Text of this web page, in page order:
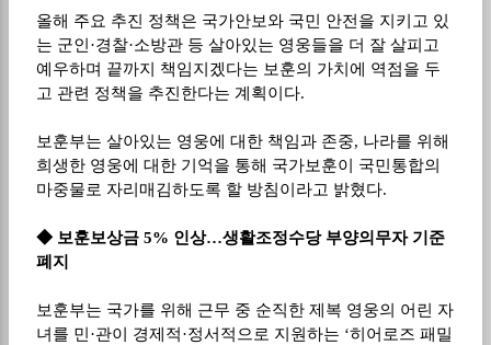
올해 주요 추진 정책은 국가안보와 국민 안전을 지키고 있
는 군인 ·경찰·소방관 등 살아있는 영웅들을 더 잘 살피고
예우하며 끝까지 책임지겠다는 보훈의 가치에 역점을 두
고 관련 정책을 추진한다는 계획이다.
보훈부는 살아있는 영웅에 대한 책임과 존중, 나라를 위해
희생한 영웅에 대한 기억을 통해 국가보훈이 국민통합의
마중물로 자리매김하도록 할 방침이라고 밝혔다.
◆ 보훈보상금 5% 인상…생활조정수당 부양의무자 기준
폐지
보훈부는 국가를 위해 근무 중 순직한 제복 영웅의 어린 자
녀를 민 ·관이 경제적·정서적으로 지원하는 ‘히어로즈 패밀